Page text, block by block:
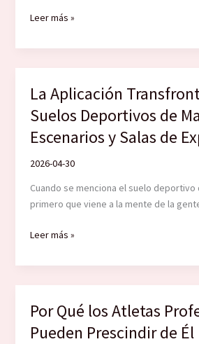
Material,
Artículo
La
Suelo
de
Madera
para
Deporte:
Tablas
Sencillas
Sistemas
Leer más »
La Aplicación
Suelos Deportivos de
Escenarios y Salas de
2026-04-30
Cuando se menciona el suelo deportivo
primero que viene a la mente de la
La
Transfronteriza
Suelos
Deportivos
Leer más »
Por Qué los Atletas
Pueden Prescindir de Él